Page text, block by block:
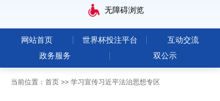
无障碍浏览
网站首页 世界杯投注平台
互动交流
政务服务
双公示
当前位置： 首页>> 学习宣传习近平法治思想专区